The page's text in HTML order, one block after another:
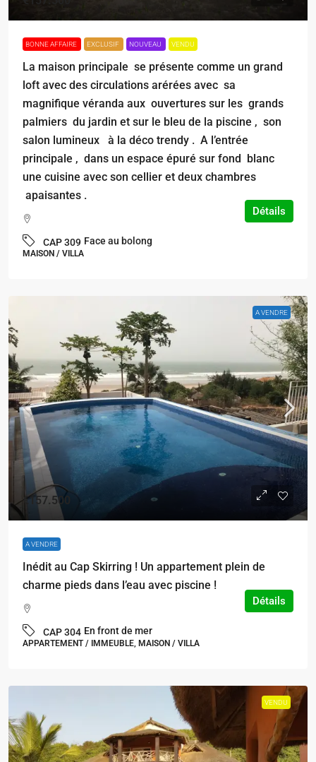
BONNE AFFAIRE EXCLUSIF NOUVEAU VENDU
La maison principale se présente comme un grand
loft avec des circulations arérées avec sa
magnifique véranda aux ouvertures sur les grands
palmiers du jardin et sur le bleu de la piscine , son
salon lumineux à la déco trendy . A l’entrée
principale , dans un espace épuré sur fond blanc
une cuisine avec son cellier et deux chambres
apaisantes .
CAP 309 Face au bolong
MAISON / VILLA
Détails
A VENDRE
€157.500
A VENDRE
Inédit au Cap Skirring ! Un appartement plein de
charme pieds dans l’eau avec piscine !
CAP 304 En front de mer
APPARTEMENT / IMMEUBLE, MAISON / VILLA
Détails
VENDU